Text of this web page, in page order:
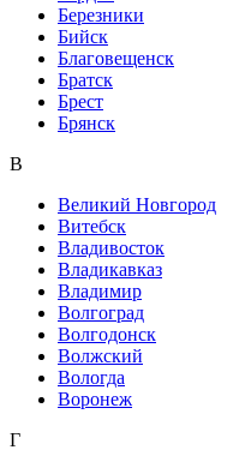
Березники
Бийск
Благовещенск
Братск
Брест
Брянск
В
Великий Новгород
Витебск
Владивосток
Владикавказ
Владимир
Волгоград
Волгодонск
Волжский
Вологда
Воронеж
Г